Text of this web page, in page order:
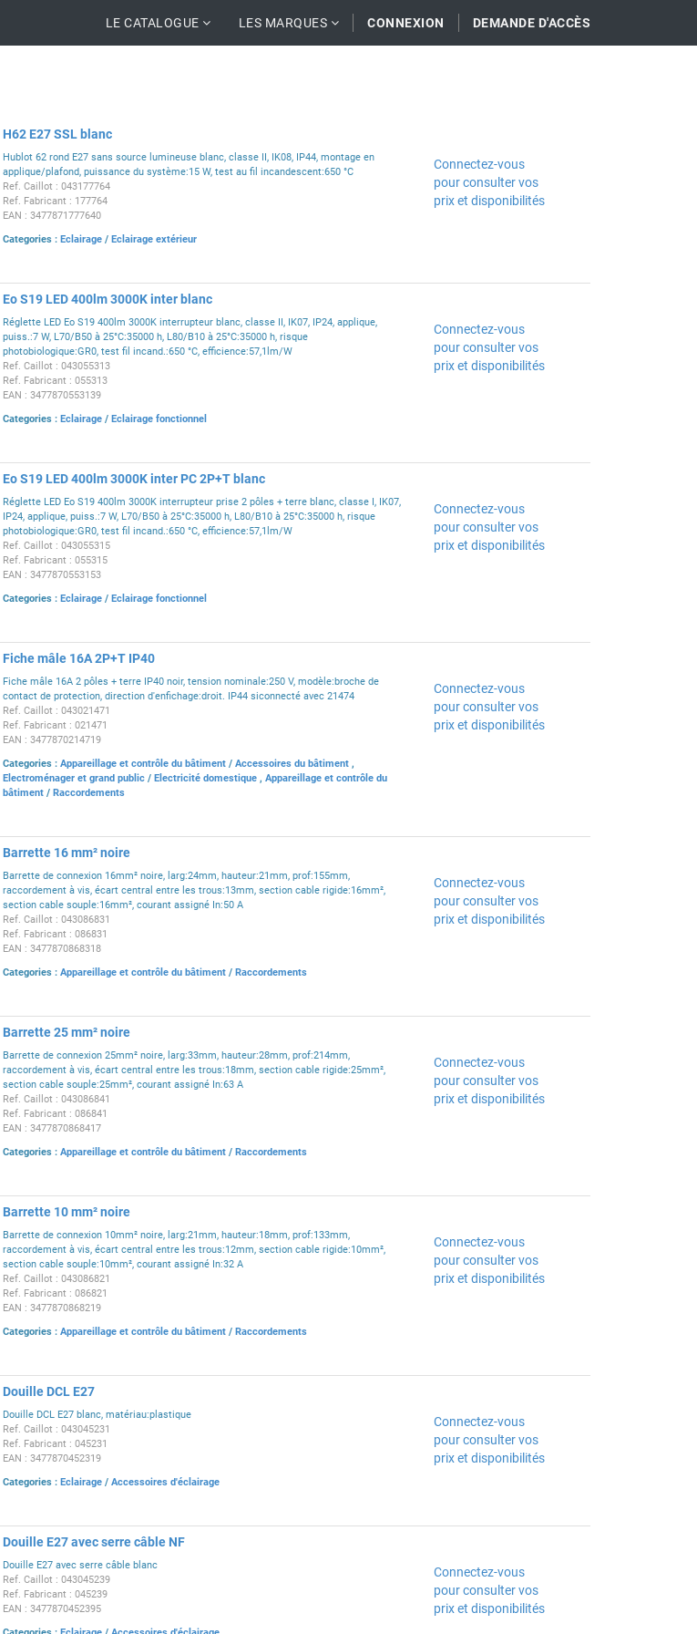
LE CATALOGUE LES MARQUES CONNEXION DEMANDE D'ACCÈS
H62 E27 SSL blanc
Hublot 62 rond E27 sans source lumineuse blanc, classe II, IK08, IP44, montage en
applique/plafond, puissance du système:15 W, test au fil incandescent:650 °C
Ref. Caillot : 043177764
Ref. Fabricant : 177764
EAN : 3477871777640
Categories : Eclairage / Eclairage extérieur
Connectez-vous
pour consulter vos
prix et disponibilités
Eo S19 LED 400lm 3000K inter blanc
Réglette LED Eo S19 400lm 3000K interrupteur blanc, classe II, IK07, IP24, applique,
puiss.:7 W, L70/B50 à 25°C:35000 h, L80/B10 à 25°C:35000 h, risque
photobiologique:GR0, test fil incand.:650 °C, efficience:57,1lm/W
Ref. Caillot : 043055313
Ref. Fabricant : 055313
EAN : 3477870553139
Categories : Eclairage / Eclairage fonctionnel
Connectez-vous
pour consulter vos
prix et disponibilités
Eo S19 LED 400lm 3000K inter PC 2P+T blanc
Réglette LED Eo S19 400lm 3000K interrupteur prise 2 pôles + terre blanc, classe I, IK07,
IP24, applique, puiss.:7 W, L70/B50 à 25°C:35000 h, L80/B10 à 25°C:35000 h, risque
photobiologique:GR0, test fil incand.:650 °C, efficience:57,1lm/W
Ref. Caillot : 043055315
Ref. Fabricant : 055315
EAN : 3477870553153
Categories : Eclairage / Eclairage fonctionnel
Connectez-vous
pour consulter vos
prix et disponibilités
Fiche mâle 16A 2P+T IP40
Fiche mâle 16A 2 pôles + terre IP40 noir, tension nominale:250 V, modèle:broche de
contact de protection, direction d'enfichage:droit. IP44 siconnecté avec 21474
Ref. Caillot : 043021471
Ref. Fabricant : 021471
EAN : 3477870214719
Categories : Appareillage et contrôle du bâtiment / Accessoires du bâtiment ,
Electroménager et grand public / Electricité domestique , Appareillage et contrôle du
bâtiment / Raccordements
Connectez-vous
pour consulter vos
prix et disponibilités
Barrette 16 mm² noire
Barrette de connexion 16mm² noire, larg:24mm, hauteur:21mm, prof:155mm,
raccordement à vis, écart central entre les trous:13mm, section cable rigide:16mm²,
section cable souple:16mm², courant assigné In:50 A
Ref. Caillot : 043086831
Ref. Fabricant : 086831
EAN : 3477870868318
Categories : Appareillage et contrôle du bâtiment / Raccordements
Connectez-vous
pour consulter vos
prix et disponibilités
Barrette 25 mm² noire
Barrette de connexion 25mm² noire, larg:33mm, hauteur:28mm, prof:214mm,
raccordement à vis, écart central entre les trous:18mm, section cable rigide:25mm²,
section cable souple:25mm², courant assigné In:63 A
Ref. Caillot : 043086841
Ref. Fabricant : 086841
EAN : 3477870868417
Categories : Appareillage et contrôle du bâtiment / Raccordements
Connectez-vous
pour consulter vos
prix et disponibilités
Barrette 10 mm² noire
Barrette de connexion 10mm² noire, larg:21mm, hauteur:18mm, prof:133mm,
raccordement à vis, écart central entre les trous:12mm, section cable rigide:10mm²,
section cable souple:10mm², courant assigné In:32 A
Ref. Caillot : 043086821
Ref. Fabricant : 086821
EAN : 3477870868219
Categories : Appareillage et contrôle du bâtiment / Raccordements
Connectez-vous
pour consulter vos
prix et disponibilités
Douille DCL E27
Douille DCL E27 blanc, matériau:plastique
Ref. Caillot : 043045231
Ref. Fabricant : 045231
EAN : 3477870452319
Categories : Eclairage / Accessoires d'éclairage
Connectez-vous
pour consulter vos
prix et disponibilités
Douille E27 avec serre câble NF
Douille E27 avec serre câble blanc
Ref. Caillot : 043045239
Ref. Fabricant : 045239
EAN : 3477870452395
Connectez-vous
pour consulter vos
prix et disponibilités